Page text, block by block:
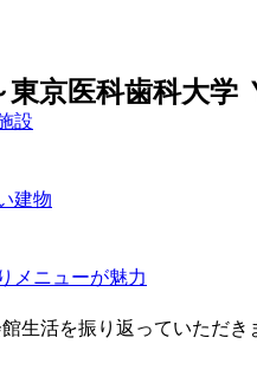
設
建物
メニューが魅力
京医科歯科大学
生活を振り返っていただき